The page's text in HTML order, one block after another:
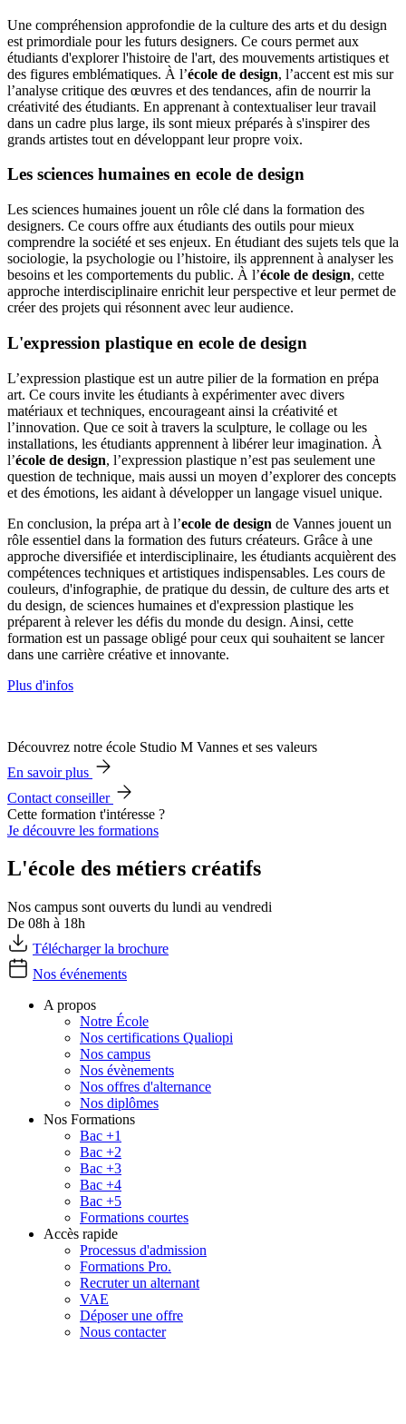
Une compréhension approfondie de la culture des arts et du design
est primordiale pour les futurs designers. Ce cours permet aux
étudiants d'explorer l'histoire de l'art, des mouvements artistiques et
des figures emblématiques. À l’école de design, l’accent est mis sur
l’analyse critique des œuvres et des tendances, afin de nourrir la
créativité des étudiants. En apprenant à contextualiser leur travail
dans un cadre plus large, ils sont mieux préparés à s'inspirer des
grands artistes tout en développant leur propre voix.
Les sciences humaines en ecole de design
Les sciences humaines jouent un rôle clé dans la formation des
designers. Ce cours offre aux étudiants des outils pour mieux
comprendre la société et ses enjeux. En étudiant des sujets tels que la
sociologie, la psychologie ou l’histoire, ils apprennent à analyser les
besoins et les comportements du public. À l’école de design, cette
approche interdisciplinaire enrichit leur perspective et leur permet de
créer des projets qui résonnent avec leur audience.
L'expression plastique en ecole de design
L’expression plastique est un autre pilier de la formation en prépa
art. Ce cours invite les étudiants à expérimenter avec divers
matériaux et techniques, encourageant ainsi la créativité et
l’innovation. Que ce soit à travers la sculpture, le collage ou les
installations, les étudiants apprennent à libérer leur imagination. À
l’école de design, l’expression plastique n’est pas seulement une
question de technique, mais aussi un moyen d’explorer des concepts
et des émotions, les aidant à développer un langage visuel unique.
En conclusion, la prépa art à l’ecole de design de Vannes jouent un
rôle essentiel dans la formation des futurs créateurs. Grâce à une
approche diversifiée et interdisciplinaire, les étudiants acquièrent des
compétences techniques et artistiques indispensables. Les cours de
couleurs, d'infographie, de pratique du dessin, de culture des arts et
du design, de sciences humaines et d'expression plastique les
préparent à relever les défis du monde du design. Ainsi, cette
formation est un passage obligé pour ceux qui souhaitent se lancer
dans une carrière créative et innovante.
Plus d'infos
Découvrez notre école Studio M Vannes et ses valeurs
En savoir plus
Contact conseiller
Cette formation t'intéresse ?
Je découvre les formations
L'école des métiers créatifs
Nos campus sont ouverts du lundi au vendredi
De 08h à 18h
Télécharger la brochure
Nos événements
A propos
Notre École
Nos certifications Qualiopi
Nos campus
Nos évènements
Nos offres d'alternance
Nos diplômes
Nos Formations
Bac +1
Bac +2
Bac +3
Bac +4
Bac +5
Formations courtes
Accès rapide
Processus d'admission
Formations Pro.
Recruter un alternant
VAE
Déposer une offre
Nous contacter